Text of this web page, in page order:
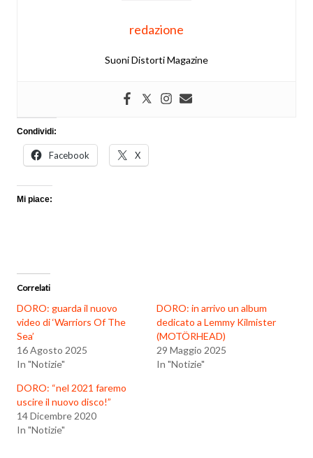
redazione
Suoni Distorti Magazine
Condividi:
Facebook X
Mi piace:
Correlati
DORO: guarda il nuovo
video di ‘Warriors Of The
Sea’
16 Agosto 2025
In "Notizie"
DORO: in arrivo un album
dedicato a Lemmy Kilmister
(MOTÖRHEAD)
29 Maggio 2025
In "Notizie"
DORO: “nel 2021 faremo
uscire il nuovo disco!”
14 Dicembre 2020
In "Notizie"